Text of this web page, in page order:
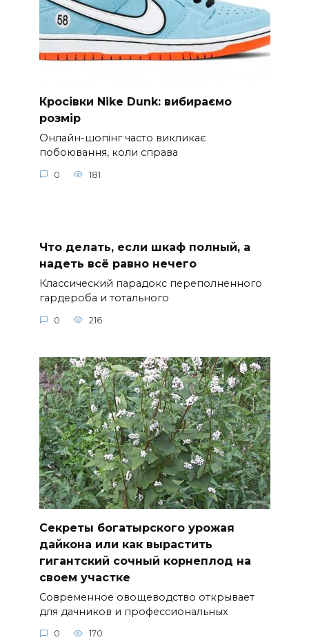
Кросівки Nike Dunk: вибираємо
розмір
Онлайн-шопінг часто викликає
побоювання, коли справа
0 181
Что делать, если шкаф полный, а
надеть всё равно нечего
Классический парадокс переполненного
гардероба и тотального
0 216
Секреты богатырского урожая
дайкона или как вырастить
гигантский сочный корнеплод на
своем участке
Современное овощеводство открывает
для дачников и профессиональных
0 170